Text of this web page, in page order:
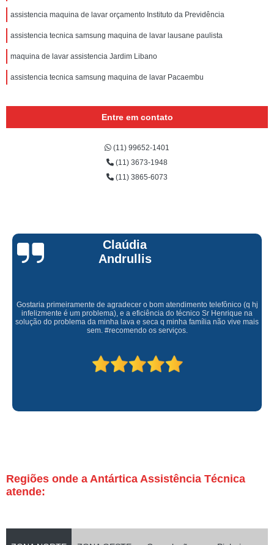
assistencia maquina de lavar orçamento Instituto da Previdência
assistencia tecnica samsung maquina de lavar lausane paulista
maquina de lavar assistencia Jardim Libano
assistencia tecnica samsung maquina de lavar Pacaembu
Entre em contato
(11) 99652-1401
(11) 3673-1948
(11) 3865-6073
Claúdia
Andrullis
Gostaria primeiramente de agradecer o bom atendimento telefônico (q hj
infelizmente é um problema), e a eficiência do técnico Sr Henrique na
solução do problema da minha lava e seca q minha família não vive mais
sem. #recomendo os serviços.
Regiões onde a Antártica Assistência Técnica
atende: